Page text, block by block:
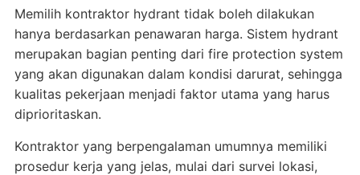
Memilih kontraktor hydrant tidak boleh dilakukan
hanya berdasarkan penawaran harga. Sistem hydrant
merupakan bagian penting dari fire protection system
yang akan digunakan dalam kondisi darurat, sehingga
kualitas pekerjaan menjadi faktor utama yang harus
diprioritaskan.
Kontraktor yang berpengalaman umumnya memiliki
prosedur kerja yang jelas, mulai dari survei lokasi,